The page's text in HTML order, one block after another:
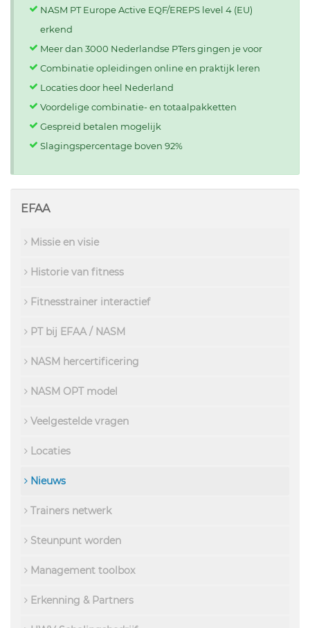
NASM PT Europe Active EQF/EREPS level 4 (EU)
erkend
Meer dan 3000 Nederlandse PTers gingen je voor
Combinatie opleidingen online en praktijk leren
Locaties door heel Nederland
Voordelige combinatie- en totaalpakketten
Gespreid betalen mogelijk
Slagingspercentage boven 92%
EFAA
Missie en visie
Historie van fitness
Fitnesstrainer interactief
PT bij EFAA / NASM
NASM hercertificering
NASM OPT model
Veelgestelde vragen
Locaties
Nieuws
Trainers netwerk
Steunpunt worden
Management toolbox
Erkenning & Partners